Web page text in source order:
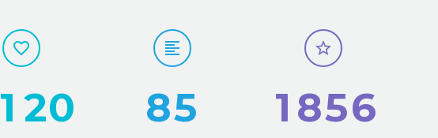
1 20 85 1 856